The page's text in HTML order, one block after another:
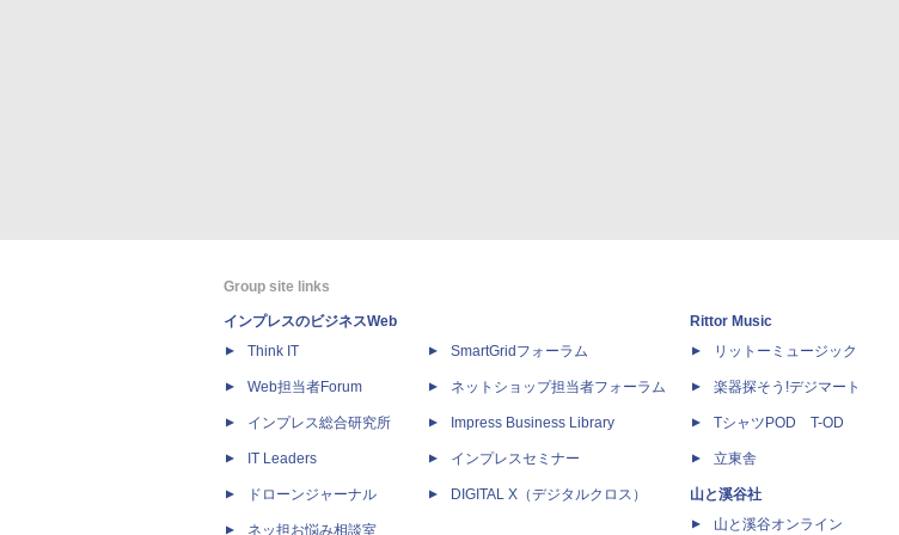
Group site links
インプレスのビジネスWeb
Think IT
Web担当者Forum
インプレス総合研究所
IT Leaders
ドローンジャーナル
ネッ担お悩み相談室
SmartGridフォーラム
ネットショップ担当者フォーラム
Impress Business Library
インプレスセミナー
DIGITAL X（デジタルクロス）
Rittor Music
リットーミュージック
楽器探そう!デジマート
TシャツPOD T-OD
立東舎
山と溪谷社
山と溪谷オンライン